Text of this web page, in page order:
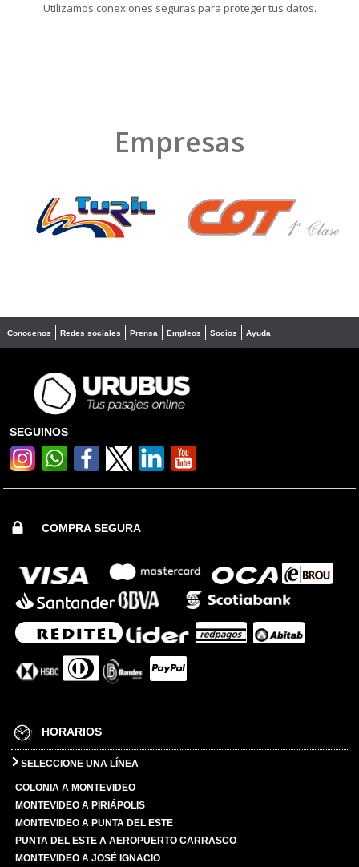
Utilizamos conexiones seguras para proteger tus datos.
Empresas
❮ ❯
Conocenos Redes sociales Prensa Empleos Socios Ayuda
SEGUINOS
COMPRA SEGURA
HORARIOS
SELECCIONE UNA LÍNEA
COLONIA A MONTEVIDEO
MONTEVIDEO A PIRIÁPOLIS
MONTEVIDEO A PUNTA DEL ESTE
PUNTA DEL ESTE A AEROPUERTO CARRASCO
MONTEVIDEO A JOSÉ IGNACIO